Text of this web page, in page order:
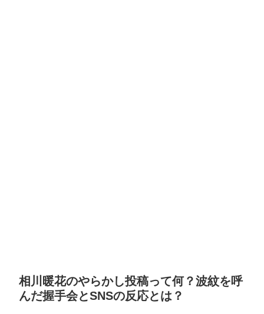
相川暖花のやらかし投稿って何？波紋を呼
んだ握手会とSNSの反応とは？